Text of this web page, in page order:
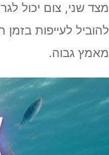
מצד שני, צום יכול
להוביל לעייפות
מאמץ גבוה.